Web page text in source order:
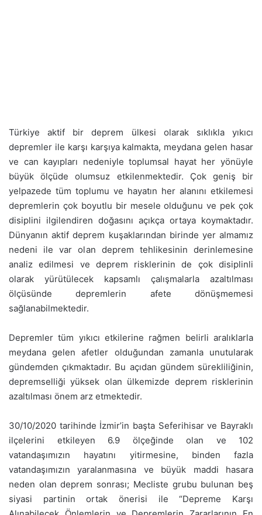
Türkiye aktif bir deprem ülkesi olarak sıklıkla yıkıcı
depremler ile karşı karşıya kalmakta, meydana gelen hasar
ve can kayıpları nedeniyle toplumsal hayat her yönüyle
büyük ölçüde olumsuz etkilenmektedir. Çok geniş bir
yelpazede tüm toplumu ve hayatın her alanını etkilemesi
depremlerin çok boyutlu bir mesele olduğunu ve pek çok
disiplini ilgilendiren doğasını açıkça ortaya koymaktadır.
Dünyanın aktif deprem kuşaklarından birinde yer almamız
nedeni ile var olan deprem tehlikesinin derinlemesine
analiz edilmesi ve deprem risklerinin de çok disiplinli
olarak yürütülecek kapsamlı çalışmalarla azaltılması
ölçüsünde depremlerin afete dönüşmemesi
sağlanabilmektedir.
Depremler tüm yıkıcı etkilerine rağmen belirli aralıklarla
meydana gelen afetler olduğundan zamanla unutularak
gündemden çıkmaktadır. Bu açıdan gündem sürekliliğinin,
depremselliği yüksek olan ülkemizde deprem risklerinin
azaltılması önem arz etmektedir.
30/10/2020 tarihinde İzmir’in başta Seferihisar ve Bayraklı
ilçelerini etkileyen 6.9 ölçeğinde olan ve 102
vatandaşımızın hayatını yitirmesine, binden fazla
vatandaşımızın yaralanmasına ve büyük maddi hasara
neden olan deprem sonrası; Mecliste grubu bulunan beş
siyasi partinin ortak önerisi ile “Depreme Karşı